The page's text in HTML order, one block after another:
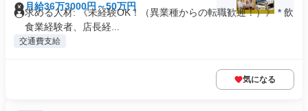
月給36万3000円～50万円
求める人材: 《未経験OK！（異業種からの転職歓迎！）》 * 飲
食業経験者、店長経...
交通費支給
気になる